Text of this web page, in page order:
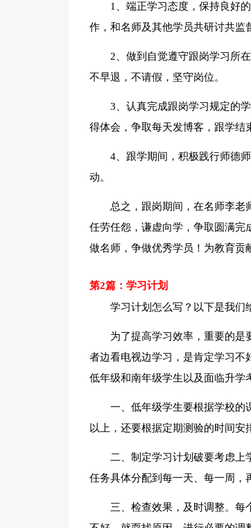
1、端正学习态度，保持良好
作，和名师及其他学员共研讨共监
2、做到自觉遵守跟岗学习所
不早退，不请假，坚守岗位。
3、认真完成跟岗学习规定的
得体会，争取每天发博客，跟学结
4、跟学期间，积极践行师德
动。
总之，跟岗期间，在名师李老
任劳任怨，谦虚向学，争取圆满完
做名师，争做优秀学员！为教育贡
第2篇：学习计划
学习计划怎么写？以下是我们
为了提高学习效率，重要的是
者边看电视边学习，是肯定学习不
低年级和南年级学生以及面临升学
一、低年级学生要根据学校的
以上，还要根据定期测验的时间安
二、制定学习计划破要考虑上
任务具体分配到每一天、每一周，
三、检查效果，及时调整。每